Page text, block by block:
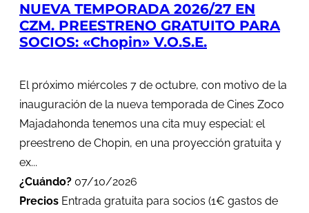
NUEVA TEMPORADA 2026/27 EN
CZM. PREESTRENO GRATUITO PARA
SOCIOS: «Chopin» V.O.S.E.
El próximo miércoles 7 de octubre, con motivo de la
inauguración de la nueva temporada de Cines Zoco
Majadahonda tenemos una cita muy especial: el
preestreno de Chopin, en una proyección gratuita y
ex...
¿Cuándo? 07/10/2026
Precios Entrada gratuita para socios (1€ gastos de